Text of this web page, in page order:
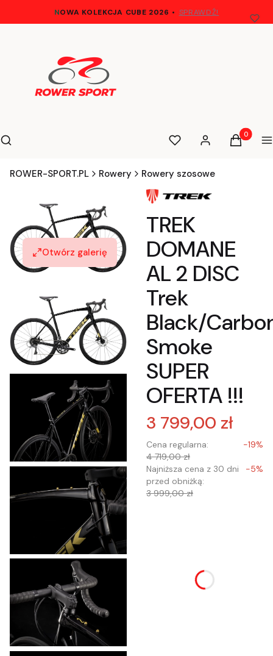
NOWA KOLEKCJA CUBE 2026 • SPRAWDŹ!
Otwórz wyszukiwarkę
Szukaj UlubioneZaloguj sięProdukty
Koszyk
ROWER-SPORT.PL Rowery Rowery szosowe
Otwórz galerię
TREK
DOMANE
AL 2 DISC
Trek
Black/
Smoke
SUPER
OFERTA !!!
3 799,00 zł
Cena regularna:
4 719,00 zł
-19%
Najniższa cena z 30 dni
przed obniżką:
3 999,00 zł
-5%
mogą różnić się ceną